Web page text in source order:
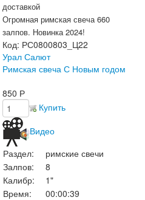
доставкой
Огромная римская свеча 660
залпов. Новинка 2024!
Код: РС0800803_Ц22
Урал Салют
Римская свеча С Новым годом
850 Р
Купить
Видео
Раздел:
римские свечи
Залпов:
8
Калибр:
1"
Время:
00:00:39